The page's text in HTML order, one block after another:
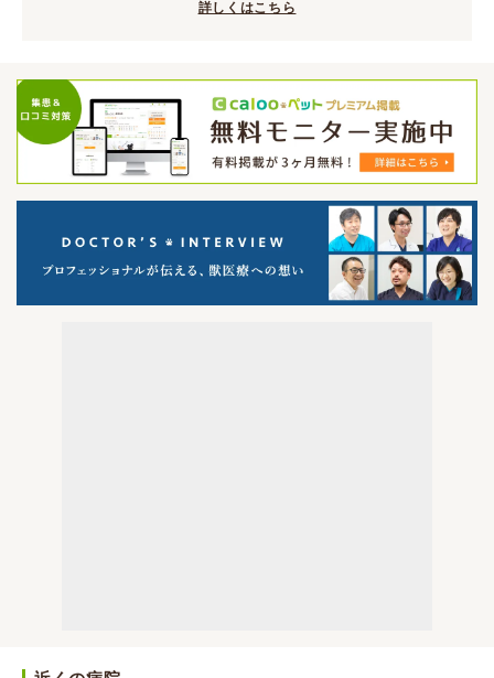
詳しくはこちら